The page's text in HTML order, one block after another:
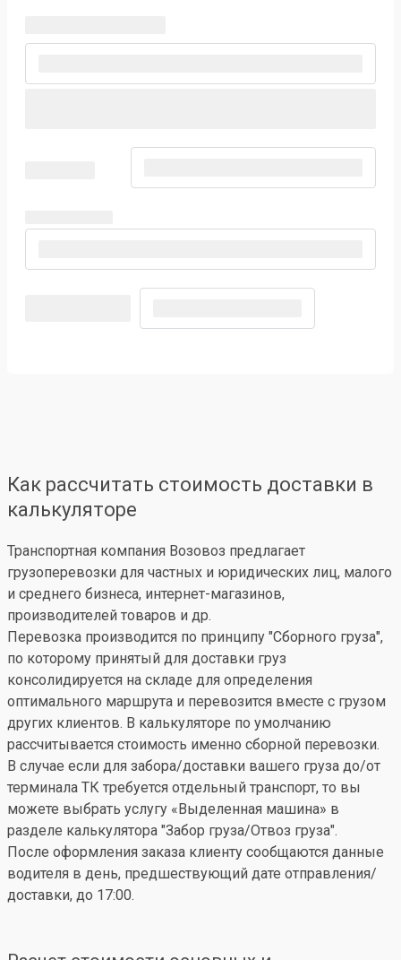
Как рассчитать стоимость доставки в
калькуляторе
Транспортная компания Возовоз предлагает
грузоперевозки для частных и юридических лиц, малого
и среднего бизнеса, интернет-магазинов,
производителей товаров и др.
Перевозка производится по принципу "Сборного груза",
по которому принятый для доставки груз
консолидируется на складе для определения
оптимального маршрута и перевозится вместе с грузом
других клиентов. В калькуляторе по умолчанию
рассчитывается стоимость именно сборной перевозки.
В случае если для забора/доставки вашего груза до/от
терминала ТК требуется отдельный транспорт, то вы
можете выбрать услугу «Выделенная машина» в
разделе калькулятора "Забор груза/Отвоз груза".
После оформления заказа клиенту сообщаются данные
водителя в день, предшествующий дате отправления/
доставки, до 17:00.